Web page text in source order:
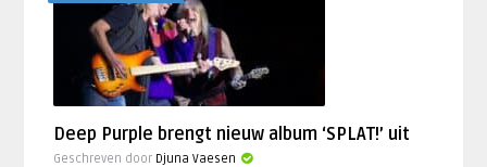
Deep Purple brengt nieuw album ‘SPLAT!’ uit
Geschreven door Djuna Vaesen